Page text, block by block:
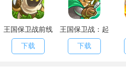
王国保卫战前线
下载
王国保卫战：起
源
下载